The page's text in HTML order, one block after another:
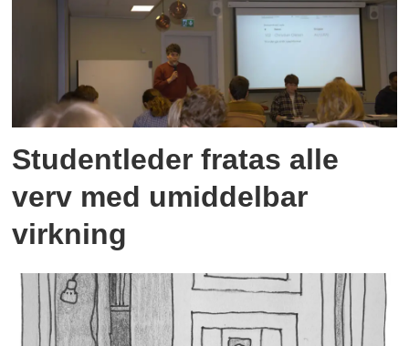
Studentleder fratas alle
verv med umiddelbar
virkning